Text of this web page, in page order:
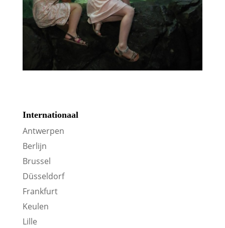
Internationaal
Antwerpen
Berlijn
Brussel
Düsseldorf
Frankfurt
Keulen
Lille